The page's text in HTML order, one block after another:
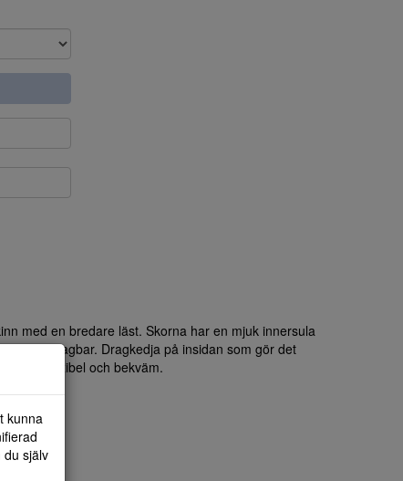
med en bredare läst. Skorna har en mjuk innersula
är uttagbar. Dragkedja på insidan som gör det
är flexibel och bekväm.
kunna
du själv